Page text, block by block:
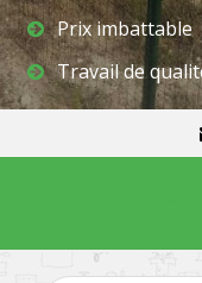
Prix imbattable
Travail de